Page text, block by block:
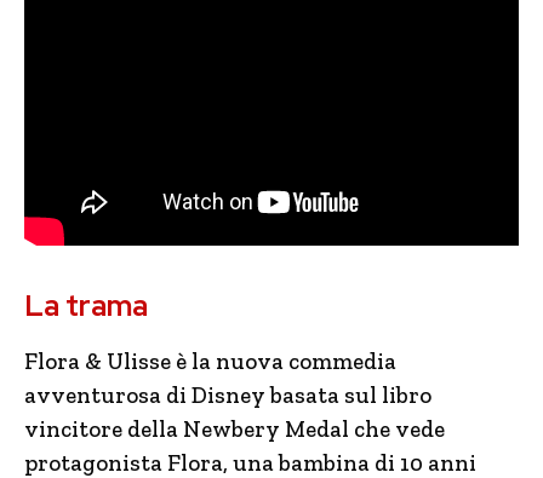
La trama
Flora & Ulisse è la nuova commedia
avventurosa di Disney basata sul libro
vincitore della Newbery Medal che vede
protagonista Flora, una bambina di 10 anni